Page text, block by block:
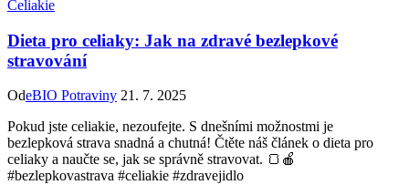
Celiakie
Dieta pro celiaky: Jak na zdravé bezlepkové
stravování
OdeBIO Potraviny 21. 7. 2025
Pokud jste celiakie, nezoufejte. S dnešními možnostmi je
bezlepková strava snadná a chutná! Čtěte náš článek o dieta pro
celiaky a naučte se, jak se správně stravovat. 🍞🍎
#bezlepkovastrava #celiakie #zdravejidlo